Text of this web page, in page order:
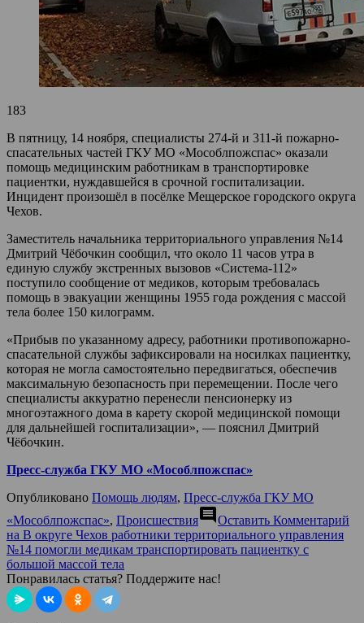
183
В пятницу, 14 ноября, специалисты 274-й и 311-й пожарно-
спасательных частей ГКУ МО «Мособлпожспас» оказали
помощь медицинским работникам в транспортировке
пациентки, нуждавшейся в срочной госпитализации.
Инцидент произошёл в посёлке Мещерское городского округа
Чехов.
Заместитель начальника территориального управления №14
Дмитрий Чёбочкин сообщил, что около 11 часов утра в
единую службу экстренных вызовов «Система-112»
поступило сообщение от медиков, которым требовалась
помощь в эвакуации женщины 1955 года рождения с массой
тела более 150 килограмм.
«Прибыв по указанному адресу, работники противопожарно-
спасательной службы зафиксировали на носилках пациентку,
которая не могла самостоятельно передвигаться, обеспечив
максимальную безопасность при перемещении. После чего
специалисты аккуратно перенесли пенсионерку из
многоэтажного дома в карету скорой медицинской помощи
для дальнейшей госпитализации», — пояснил Дмитрий
Чёбочкин.
Пресс-служба ГКУ МО «Мособлпожспас»
Опубликовано Помощь людям, Пресс-служба ГКУ МО
«Мособлпожспас», Происшествияcomment Оставить Комментарий
на В округе Чехов работники территориального управления
№14 помогли медикам транспортировать пациентку с
большой массой тела
Понравилась статья? Поддержите нас!